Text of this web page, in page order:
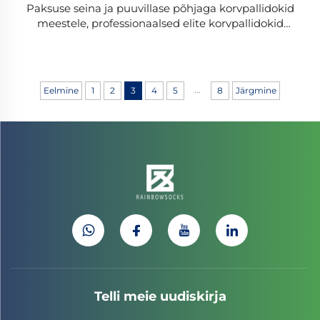
Paksuse seina ja puuvillase põhjaga korvpallidokid
meestele, professionaalsed elite korvpallidokid
Eelmine 1 2 3 4 5 8 Järgmine
Telli meie uudiskirja